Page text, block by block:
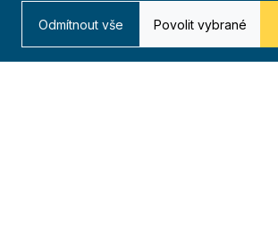
ustredi@orel.cz
Odmítnout vše Povolit vybrané